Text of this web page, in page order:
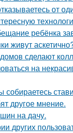
от
ребёнка
живут
сделают
на
другое мнение.
на дачу.
других